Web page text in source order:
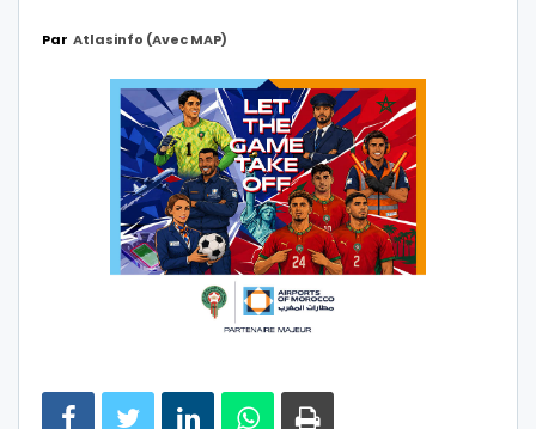
Par Atlasinfo (avec MAP)